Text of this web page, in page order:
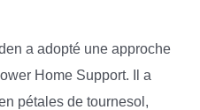
a adopté une approche
Home Support. Il a
pétales de tournesol,